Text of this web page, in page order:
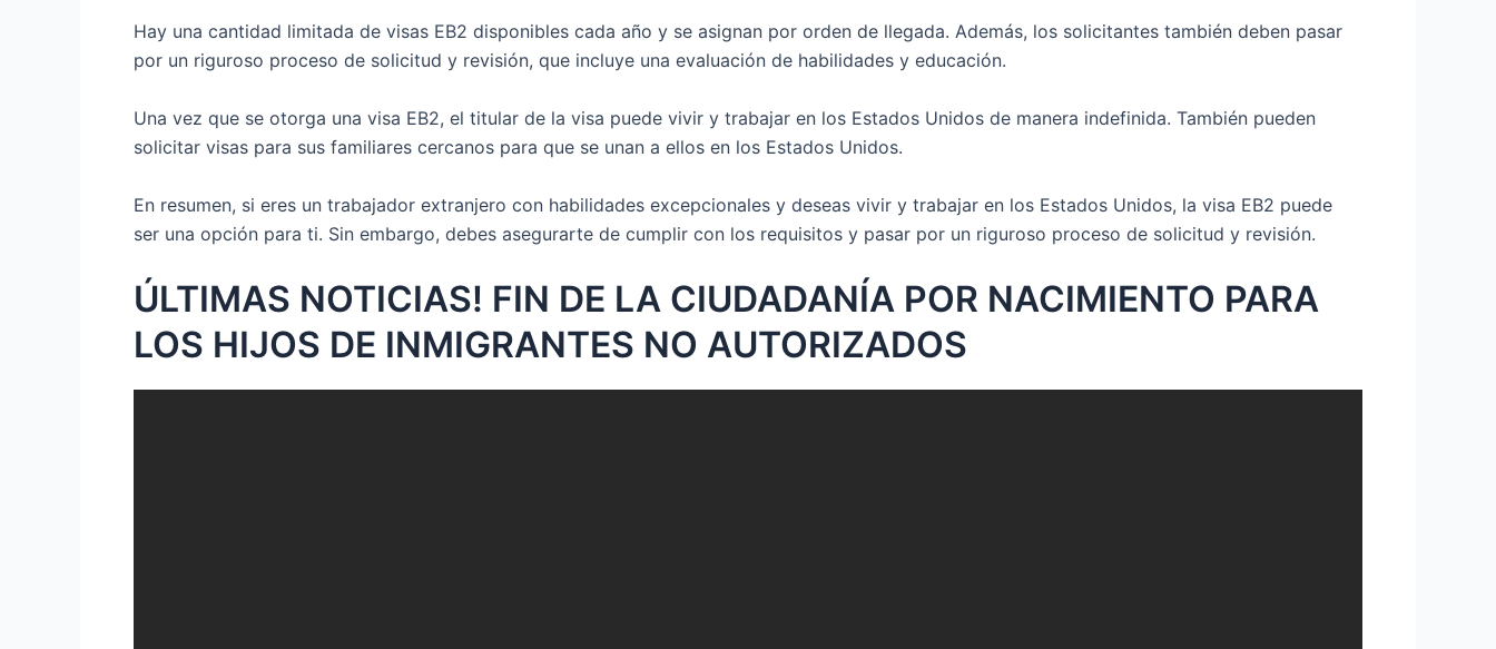
Hay una cantidad limitada de visas EB2 disponibles cada año y se asignan por orden de llegada. Además, los solicitantes también deben pasar
por un riguroso proceso de solicitud y revisión, que incluye una evaluación de habilidades y educación.
Una vez que se otorga una visa EB2, el titular de la visa puede vivir y trabajar en los Estados Unidos de manera indefinida. También pueden
solicitar visas para sus familiares cercanos para que se unan a ellos en los Estados Unidos.
En resumen, si eres un trabajador extranjero con habilidades excepcionales y deseas vivir y trabajar en los Estados Unidos, la visa EB2 puede
ser una opción para ti. Sin embargo, debes asegurarte de cumplir con los requisitos y pasar por un riguroso proceso de solicitud y revisión.
ÚLTIMAS NOTICIAS! FIN DE LA CIUDADANÍA POR NACIMIENTO PARA
LOS HIJOS DE INMIGRANTES NO AUTORIZADOS